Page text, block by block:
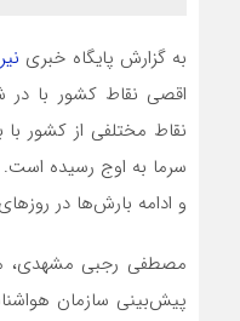
به گزارش پایگاه خبری
اقصی نقاط کشور با
نقاط مختلفی از کشور
سرما به اوج رسیده است.
و ادامه بارش‌ها در
مصطفی رجبی مشهدی،
پیش‌بینی سازمان